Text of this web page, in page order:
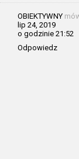
OBIEKTYWNY
lip 24, 2019
o godzinie 21:52
Odpowiedz